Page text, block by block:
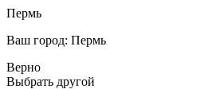
Пермь
Ваш город: Пермь
Верно
Выбрать другой